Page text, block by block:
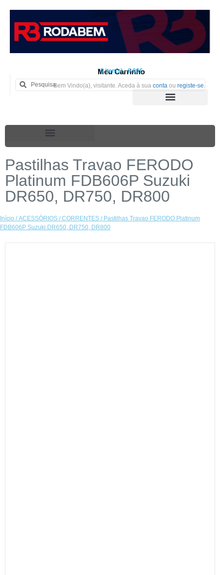
Meu Carrinho
0 iten(s) - 0.00€
Bem Vindo(a), visitante. Aceda à sua conta ou registe-se
Pastilhas Travao FERODO
Platinum FDB606P Suzuki
DR650, DR750, DR800
Início /ACESSÓRIOS /CORRENTES / Pastilhas Travao FERODO Platinum
FDB606P Suzuki DR650, DR750, DR800